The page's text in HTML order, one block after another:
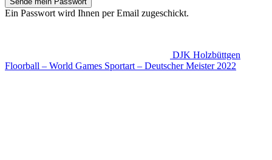
Ein Passwort wird Ihnen per Email zugeschickt.
DJK Holzbüttgen
Floorball – World Games Sportart – Deutscher Meister 2022